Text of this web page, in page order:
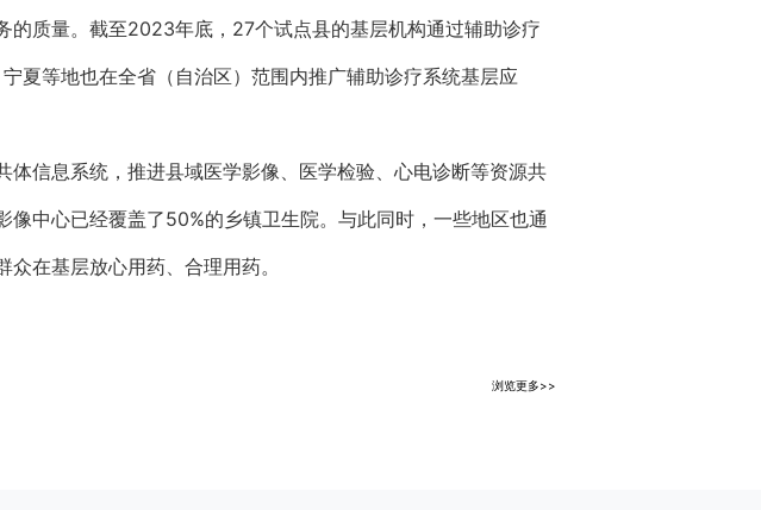
的质量。截至2023年底，27个试点县的基层机构通过辅助诊疗
夏等地也在全省（自治区）范围内推广辅助诊疗系统基层应
信息系统，推进县域医学影像、医学检验、心电诊断等资源共
中心已经覆盖了50%的乡镇卫生院。与此同时，一些地区也通
在基层放心用药、合理用药。
浏览更多>>